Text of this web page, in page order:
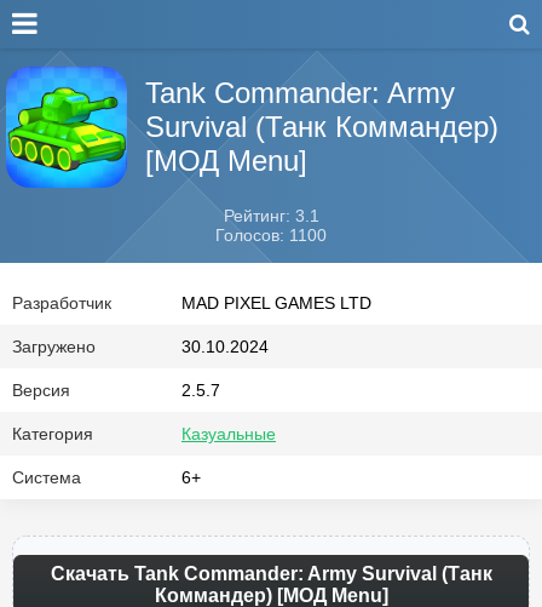
Tank Commander: Army
Survival (Танк Коммандер)
[МОД Menu]
Рейтинг: 3.1
Голосов: 1100
Разработчик MAD PIXEL GAMES LTD
Загружено 30.10.2024
Версия 2.5.7
Категория Казуальные
Система 6+
Скачать Tank Commander: Army Survival (Танк
Коммандер) [МОД Menu]